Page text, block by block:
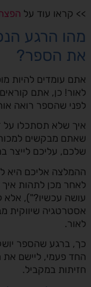
>> קראו עוד על
מהו הרגע
את הספר?
אתם עומדים להיות
לאור! כן, אתם
לפני שהספר רואה
איך שלא תסתכלו
שאתם מבקשים
שלכם, עליכם לייצר
ההמלצה אליכם היא
לאחר מכן לתהות איך
עושה עכשיו?"),
אסטרטגיה שיווקית
לאור.
כך, ברגע שהספר
החד פעמי, ליישם
חזיתות במקביל.